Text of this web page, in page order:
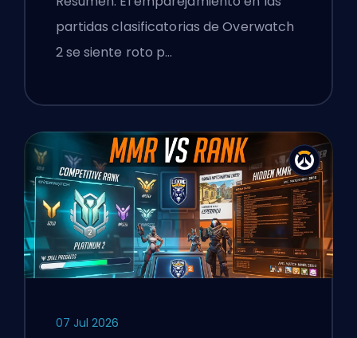
Aplastantes
partidas clasificatorias de Overwatch
2 se siente roto p…
07 Jul 2026